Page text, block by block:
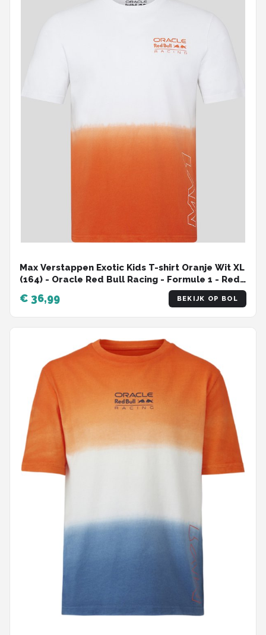
Max Verstappen Exotic Kids T-shirt Oranje Wit XL
(164) - Oracle Red Bull Racing - Formule 1 - Red
Bull Racing shirt - Formule 1 - Grand Prix
Zandvoort -
€ 36,99 BEKIJK OP BOL